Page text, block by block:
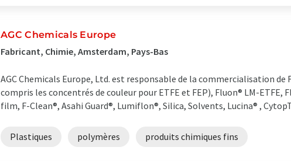
AGC Chemicals Europe
Fabricant, Chimie, Amsterdam, Pays-Bas
AGC Chemicals Europe, Ltd. est responsable de la commercialisation de
compris les concentrés de couleur pour ETFE et FEP), Fluon® LM-ETFE,
film, F-Clean®, Asahi Guard®, Lumiflon®, Silica, Solvents, Lucina® ,
Plastiques polymères produits chimiques fins